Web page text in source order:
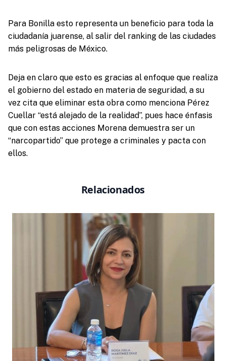
Para Bonilla esto representa un beneficio para toda la
ciudadanía juarense, al salir del ranking de las ciudades
más peligrosas de México.
Deja en claro que esto es gracias al enfoque que realiza
el gobierno del estado en materia de seguridad, a su
vez cita que eliminar esta obra como menciona Pérez
Cuellar “está alejado de la realidad”, pues hace énfasis
que con estas acciones Morena demuestra ser un
“narcopartido” que protege a criminales y pacta con
ellos.
Relacionados